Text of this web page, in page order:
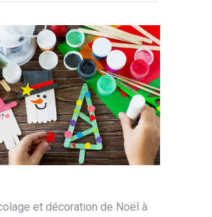
et décoration de Noël à